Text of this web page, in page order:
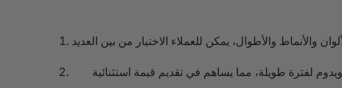
والأطوال، يمكن للعملاء الاختيار من بين العديد
لفترة طويلة، مما يساهم في تقديم قيمة استثنائية